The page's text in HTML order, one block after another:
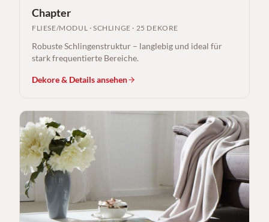
Chapter
FLIESE/MODUL ·SCHLINGE · 25 DEKORE
Robuste Schlingenstruktur – langlebig und ideal für
stark frequentierte Bereiche.
Dekore & Details ansehen